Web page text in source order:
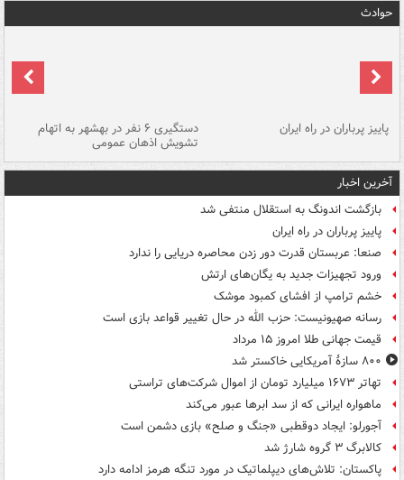
حوادث
پاییز پرباران در راه ایران دستگیری ۶ نفر در بهشهر به اتهام
تشویش اذهان عمومی
آخرین اخبار
بازگشت اندونگ به استقلال منتفی شد
پاییز پرباران در راه ایران
صنعا: عربستان قدرت دور زدن محاصره دریایی را ندارد
ورود تجهیزات جدید به یگان‌های ارتش
خشم ترامپ از افشای کمبود موشک
رسانه صهیونیست: حزب الله در حال تغییر قواعد بازی است
قیمت جهانی طلا امروز ۱۵ مرداد
۸۰۰ سازۀ آمریکایی خاکستر شد
تهاتر ۱۶۷۳ میلیارد تومان از اموال شرکت‌های تراستی
ماهواره ایرانی که از سد ابرها عبور می‌کند
آجورلو: ایجاد دوقطبی «جنگ و صلح‌» بازی دشمن است
کالابرگ ۳ گروه شارژ شد
پاکستان: تلاش‌های دیپلماتیک در مورد تنگه هرمز ادامه دارد